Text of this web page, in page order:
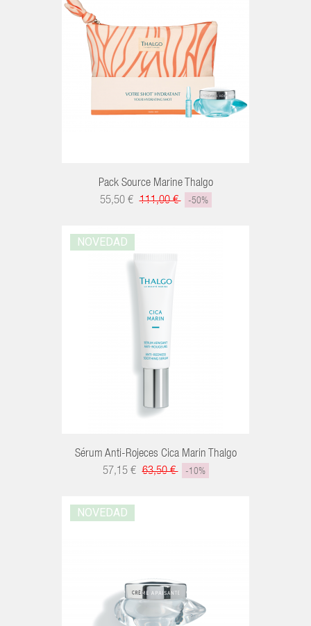
Pack Source Marine Thalgo
55,50 € 111,00 € -50%
NOVEDAD
Sérum Anti-Rojeces Cica Marin Thalgo
57,15 € 63,50 € -10%
NOVEDAD